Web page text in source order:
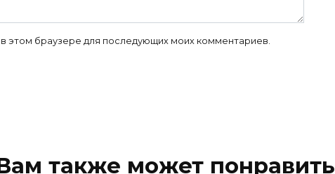
этом браузере для последующих моих комментариев.
также может